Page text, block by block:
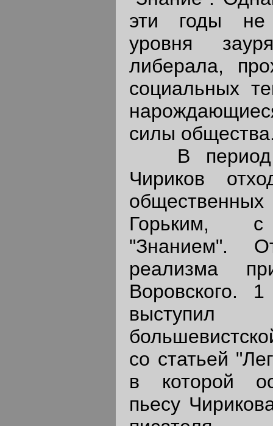
эти годы не
уровня
либерала,
социальных
силы
В период
Чириков
Горьким, с
"Знанием".
реализма
Воровского.
выступил
со статьей
в которой
пьесу